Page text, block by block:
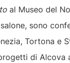
al Museo del
sono
Tortona
di Alcova